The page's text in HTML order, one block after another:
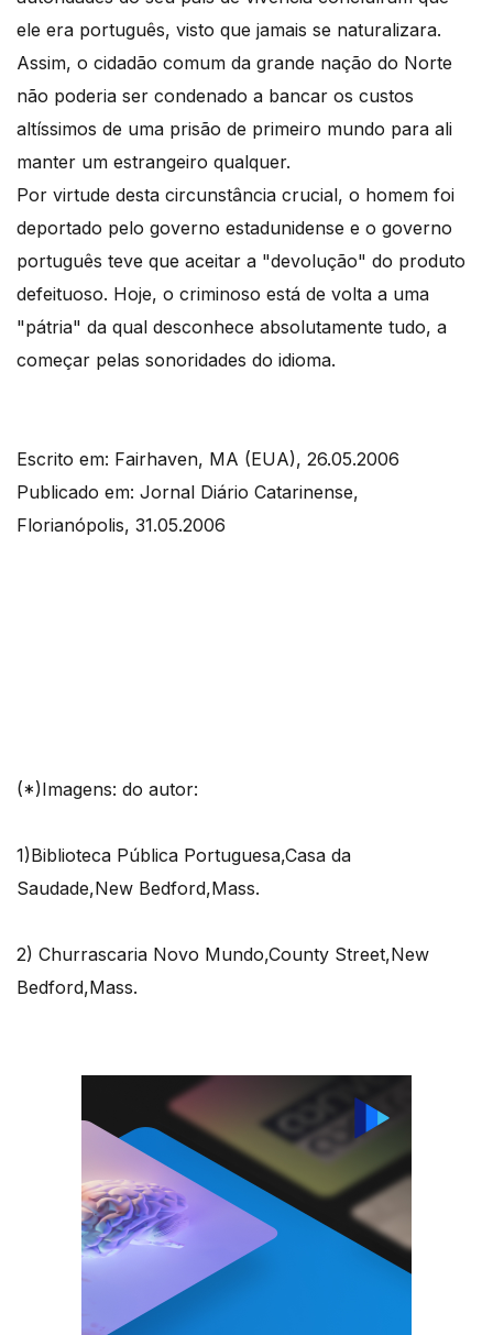
ele era português, visto que jamais se naturalizara.
Assim, o cidadão comum da grande nação do Norte
não poderia ser condenado a bancar os custos
altíssimos de uma prisão de primeiro mundo para ali
manter um estrangeiro qualquer.
Por virtude desta circunstância crucial, o homem foi
deportado pelo governo estadunidense e o governo
português teve que aceitar a "devolução" do produto
defeituoso. Hoje, o criminoso está de volta a uma
"pátria" da qual desconhece absolutamente tudo, a
começar pelas sonoridades do idioma.
Escrito em: Fairhaven, MA (EUA), 26.05.2006
Publicado em: Jornal Diário Catarinense,
Florianópolis, 31.05.2006
(*)Imagens: do autor:
1)Biblioteca Pública Portuguesa,Casa da
Saudade,New Bedford,Mass.
2) Churrascaria Novo Mundo,County Street,New
Bedford,Mass.